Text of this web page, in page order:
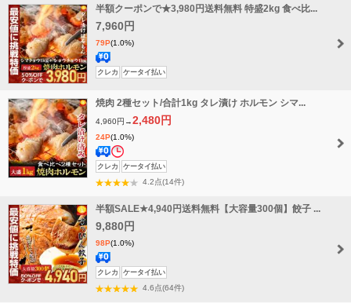
料
半額クーポンで★3,980円送料無料 特盛2kg 食べ比...
7,960円
79P(1.0%)
送
無
料
クレカ ケータイ払い
焼肉 2種セット/合計1kg タレ漬け ホルモン シマ...
4,960円→2,480円
24P(1.0%)
送
料
料
タ
イ
セ
ー
ル
クレカ ケータイ払い
4.2点(14件)
半額SALE★4,940円送料無料【大容量300個】餃子 ...
9,880円
98P(1.0%)
送
料
クレカ ケータイ払い
4.6点(64件)